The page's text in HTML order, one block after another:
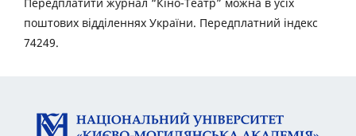
поштових відділеннях України. Передплатний індекс
74249.